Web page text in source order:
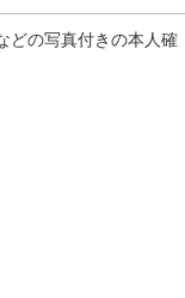
どの写真付きの本人確